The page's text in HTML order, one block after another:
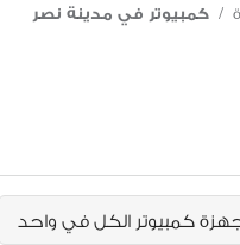
/ كمبيوتر في مدينة نصر
كمبيوتر الكل في واحد